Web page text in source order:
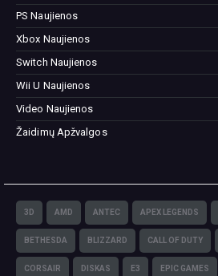
PS Naujienos
Xbox Naujienos
Switch Naujienos
Wii U Naujienos
Video Naujienos
Žaidimų Apžvalgos
3D AMD ANTEC APEX LEGENDS
BETHESDA BLIZZARD CALL OF DUTY
CORSAIR DISKAS E3 EPIC GAMES